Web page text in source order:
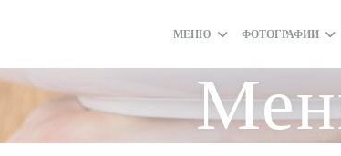
МЕНЮ ФОТОГРАФИИ